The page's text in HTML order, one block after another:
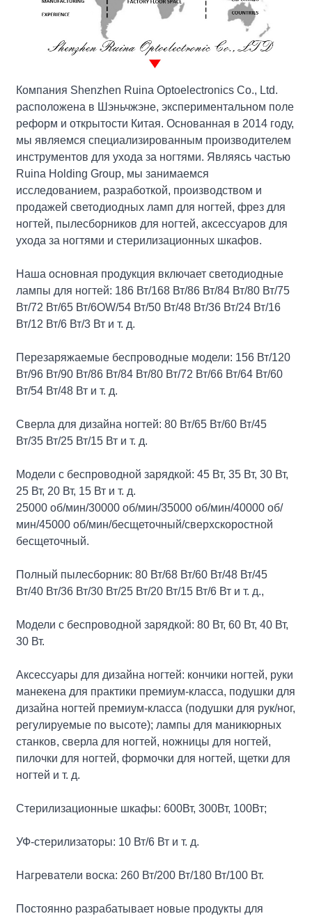
Компания Shenzhen Ruina Optoelectronics Co., Ltd.
расположена в Шэньчжэне, экспериментальном поле
реформ и открытости Китая. Основанная в 2014 году,
мы являемся специализированным производителем
инструментов для ухода за ногтями. Являясь частью
Ruina Holding Group, мы занимаемся
исследованием, разработкой, производством и
продажей светодиодных ламп для ногтей, фрез для
ногтей, пылесборников для ногтей, аксессуаров для
ухода за ногтями и стерилизационных шкафов.
Наша основная продукция включает светодиодные
лампы для ногтей: 186 Вт/168 Вт/86 Вт/84 Вт/80 Вт/75
Вт/72 Вт/65 Вт/6OW/54 Вт/50 Вт/48 Вт/36 Вт/24 Вт/16
Вт/12 Вт/6 Вт/3 Вт и т. д.
Перезаряжаемые беспроводные модели: 156 Вт/120
Вт/96 Вт/90 Вт/86 Вт/84 Вт/80 Вт/72 Вт/66 Вт/64 Вт/60
Вт/54 Вт/48 Вт и т. д.
Сверла для дизайна ногтей: 80 Вт/65 Вт/60 Вт/45
Вт/35 Вт/25 Вт/15 Вт и т. д.
Модели с беспроводной зарядкой: 45 Вт, 35 Вт, 30 Вт,
25 Вт, 20 Вт, 15 Вт и т. д.
25000 об/мин/30000 об/мин/35000 об/мин/40000 об/
мин/45000 об/мин/бесщеточный/сверхскоростной
бесщеточный.
Полный пылесборник: 80 Вт/68 Вт/60 Вт/48 Вт/45
Вт/40 Вт/36 Вт/30 Вт/25 Вт/20 Вт/15 Вт/6 Вт и т. д.,
Модели с беспроводной зарядкой: 80 Вт, 60 Вт, 40 Вт,
30 Вт.
Аксессуары для дизайна ногтей: кончики ногтей, руки
манекена для практики премиум-класса, подушки для
дизайна ногтей премиум-класса (подушки для рук/ног,
регулируемые по высоте); лампы для маникюрных
станков, сверла для ногтей, ножницы для ногтей,
пилочки для ногтей, формочки для ногтей, щетки для
ногтей и т. д.
Стерилизационные шкафы: 600Вт, 300Вт, 100Вт;
УФ-стерилизаторы: 10 Вт/6 Вт и т. д.
Нагреватели воска: 260 Вт/200 Вт/180 Вт/100 Вт.
Постоянно разрабатывает новые продукты для